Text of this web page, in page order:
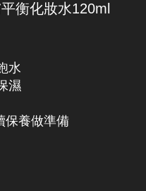
衡化妝水120ml
水
濕
保養做準備